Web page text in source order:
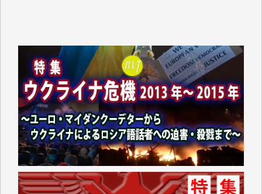
今日、僅かですがカンパしました。（T.M.様）
今日、僅かですがカンパしました。IWJの危機を乗り
切るには到底及ばない額ですが病気の妻を抱えている
私にとっては精一杯のカンパです。
かねてよりIWJが発してきた膨大な取材記事や解説記
事、そして各界の方々とのインタビューは大袈裟では
なく、極めて重要な知的財産だと思っています。
Windows7の頃はIWJの動画もRealPlayerで録画でき
て、かなりの動画をDVDに焼きこんで保存していま
した。